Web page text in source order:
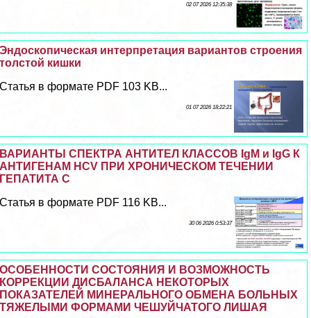
02 07 2026 12:35:38
Эндоскопическая интерпретация вариантов строения
толстой кишки
Статья в формате PDF 103 KB...
01 07 2026 18:22:21
ВАРИАНТЫ СПЕКТРА АНТИТЕЛ КЛАССОВ IgM и IgG К
АНТИГЕНАМ HCV ПРИ ХРОНИЧЕСКОМ ТЕЧЕНИИ
ГЕПАТИТА С
Статья в формате PDF 116 KB...
30 06 2026 0:53:37
ОСОБЕННОСТИ СОСТОЯНИЯ И ВОЗМОЖНОСТЬ
КОРРЕКЦИИ ДИСБАЛАНСА НЕКОТОРЫХ
ПОКАЗАТЕЛЕЙ МИНЕРАЛЬНОГО ОБМЕНА БОЛЬНЫХ
ТЯЖЕЛЫМИ ФОРМАМИ ЧЕШУЙЧАТОГО ЛИШАЯ